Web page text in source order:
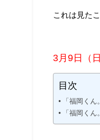
これは見た
3月9日（
目次
「福岡く
「福岡く